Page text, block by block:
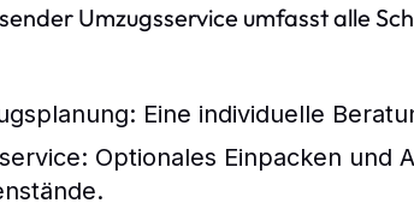
Umzugsservice umfasst alle
Eine individuelle
Optionales Einpacken und